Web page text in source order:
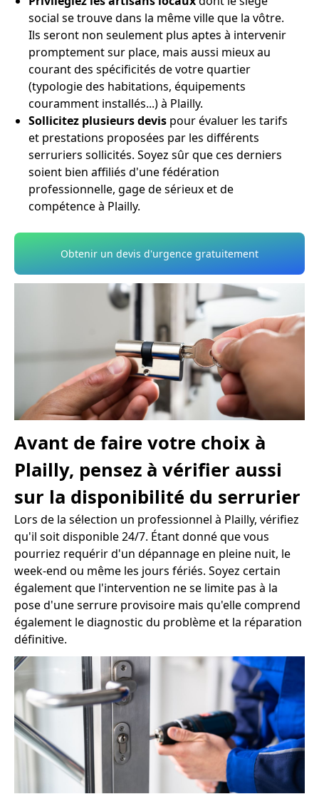
social se trouve dans la même ville que la vôtre.
Ils seront non seulement plus aptes à intervenir
promptement sur place, mais aussi mieux au
courant des spécificités de votre quartier
(typologie des habitations, équipements
couramment installés...) à Plailly.
Sollicitez plusieurs devis pour évaluer les tarifs
et prestations proposées par les différents
serruriers sollicités. Soyez sûr que ces derniers
soient bien affiliés d'une fédération
professionnelle, gage de sérieux et de
compétence à Plailly.
Obtenir un devis d'urgence gratuitement
Avant de faire votre choix à
Plailly, pensez à vérifier aussi
sur la disponibilité du serrurier
Lors de la sélection un professionnel à Plailly, vérifiez
qu'il soit disponible 24/7. Étant donné que vous
pourriez requérir d'un dépannage en pleine nuit, le
week-end ou même les jours fériés. Soyez certain
également que l'intervention ne se limite pas à la
pose d'une serrure provisoire mais qu'elle comprend
également le diagnostic du problème et la réparation
définitive.